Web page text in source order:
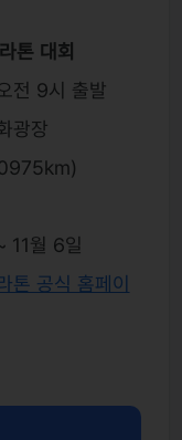
톤 대회
전 9시 출발
광장
11월 6일
톤 공식 홈페이